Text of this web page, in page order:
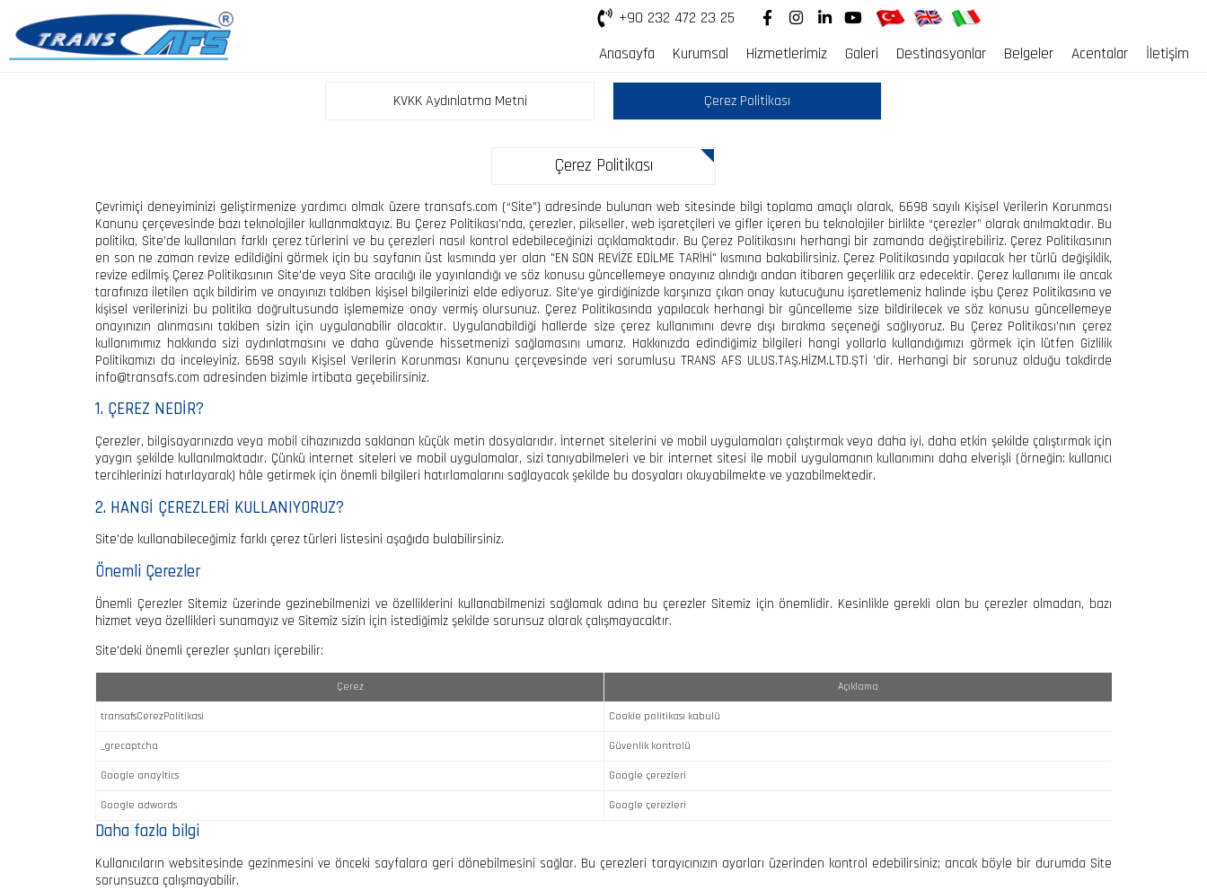
+90 232 472 23 25
Anasayfa
Kurumsal Hizmetlerimiz Galeri Destinasyonlar Belgeler Acentalar İletişim
KVKK Aydınlatma Metni Çerez Politikası
Çerez Politikası
Çevrimiçi deneyiminizi geliştirmenize yardımcı olmak üzere transafs.com (“Site”) adresinde bulunan web sitesinde bilgi toplama amaçlı olarak, 6698 sayılı Kişisel Verilerin Korunması
Kanunu çerçevesinde bazı teknolojiler kullanmaktayız. Bu Çerez Politikası’nda, çerezler, pikseller, web işaretçileri ve gifler içeren bu teknolojiler birlikte “çerezler” olarak anılmaktadır. Bu
politika, Site’de kullanılan farklı çerez türlerini ve bu çerezleri nasıl kontrol edebileceğinizi açıklamaktadır. Bu Çerez Politikasını herhangi bir zamanda değiştirebiliriz. Çerez Politikasının
en son ne zaman revize edildiğini görmek için bu sayfanın üst kısmında yer alan "EN SON REVİZE EDİLME TARİHİ" kısmına bakabilirsiniz. Çerez Politikasında yapılacak her türlü değişiklik,
revize edilmiş Çerez Politikasının Site'de veya Site aracılığı ile yayınlandığı ve söz konusu güncellemeye onayınız alındığı andan itibaren geçerlilik arz edecektir. Çerez kullanımı ile ancak
tarafınıza iletilen açık bildirim ve onayınızı takiben kişisel bilgilerinizi elde ediyoruz. Site’ye girdiğinizde karşınıza çıkan onay kutucuğunu işaretlemeniz halinde işbu Çerez Politikasına ve
kişisel verilerinizi bu politika doğrultusunda işlememize onay vermiş olursunuz. Çerez Politikasında yapılacak herhangi bir güncelleme size bildirilecek ve söz konusu güncellemeye
onayınızın alınmasını takiben sizin için uygulanabilir olacaktır. Uygulanabildiği hallerde size çerez kullanımını devre dışı bırakma seçeneği sağlıyoruz. Bu Çerez Politikası’nın çerez
kullanımımız hakkında sizi aydınlatmasını ve daha güvende hissetmenizi sağlamasını umarız. Hakkınızda edindiğimiz bilgileri hangi yollarla kullandığımızı görmek için lütfen Gizlilik
Politikamızı da inceleyiniz. 6698 sayılı Kişisel Verilerin Korunması Kanunu çerçevesinde veri sorumlusu TRANS AFS ULUS.TAŞ.HİZM.LTD.ŞTİ ’dir. Herhangi bir sorunuz olduğu takdirde
info@transafs.com adresinden bizimle irtibata geçebilirsiniz.
1. ÇEREZ NEDİR?
Çerezler, bilgisayarınızda veya mobil cihazınızda saklanan küçük metin dosyalarıdır. İnternet sitelerini ve mobil uygulamaları çalıştırmak veya daha iyi, daha etkin şekilde çalıştırmak için
yaygın şekilde kullanılmaktadır. Çünkü internet siteleri ve mobil uygulamalar, sizi tanıyabilmeleri ve bir internet sitesi ile mobil uygulamanın kullanımını daha elverişli (örneğin: kullanıcı
tercihlerinizi hatırlayarak) hâle getirmek için önemli bilgileri hatırlamalarını sağlayacak şekilde bu dosyaları okuyabilmekte ve yazabilmektedir.
2. HANGİ ÇEREZLERİ KULLANIYORUZ?
Site'de kullanabileceğimiz farklı çerez türleri listesini aşağıda bulabilirsiniz.
Önemli Çerezler
Önemli Çerezler Sitemiz üzerinde gezinebilmenizi ve özelliklerini kullanabilmenizi sağlamak adına bu çerezler Sitemiz için önemlidir. Kesinlikle gerekli olan bu çerezler olmadan, bazı
hizmet veya özellikleri sunamayız ve Sitemiz sizin için istediğimiz şekilde sorunsuz olarak çalışmayacaktır.
Site'deki önemli çerezler şunları içerebilir:
Çerez Açıklama
transafsCerezPolitikasi Cookie politikası kabulü
_grecaptcha Güvenlik kontrolü
Google anayltics Google çerezleri
Google adwords Google çerezleri
Daha fazla bilgi
Kullanıcıların websitesinde gezinmesini ve önceki sayfalara geri dönebilmesini sağlar. Bu çerezleri tarayıcınızın ayarları üzerinden kontrol edebilirsiniz; ancak böyle bir durumda Site
sorunsuzca çalışmayabilir.